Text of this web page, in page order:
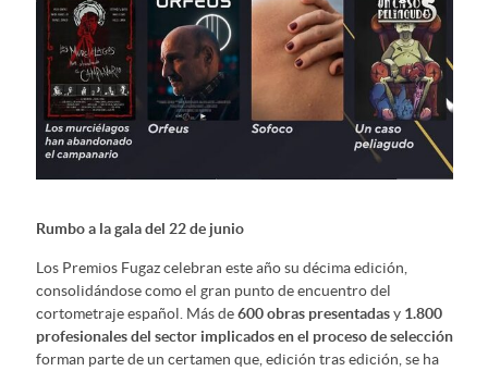
Rumbo a la gala del 22 de junio
Los Premios Fugaz celebran este año su décima edición,
consolidándose como el gran punto de encuentro del
cortometraje español. Más de600 obras presentadasy 1.800
profesionales del sector implicados en el proceso de selección
forman parte de un certamen que, edición tras edición, se ha